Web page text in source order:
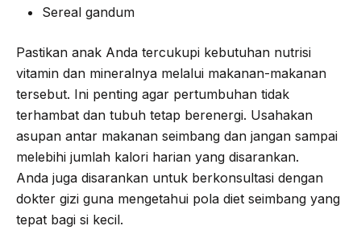
Sereal gandum
Pastikan anak Anda tercukupi kebutuhan nutrisi
vitamin dan mineralnya melalui makanan-makanan
tersebut. Ini penting agar pertumbuhan tidak
terhambat dan tubuh tetap berenergi. Usahakan
asupan antar makanan seimbang dan jangan sampai
melebihi jumlah kalori harian yang disarankan.
Anda juga disarankan untuk berkonsultasi dengan
dokter gizi guna mengetahui pola diet seimbang yang
tepat bagi si kecil.